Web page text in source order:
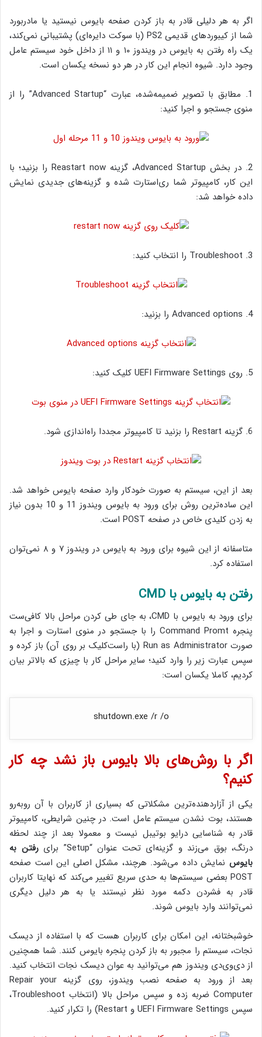
اگر به هر دلیلی قادر به باز کردن صفحه بایوس نیستید یا مادربورد
شما از کیبوردهای قدیمی PS2 (با سوکت دایره‌ای) پشتیبانی نمی‌کند،
یک راه رفتن به بایوس در ویندوز ۱۰ و ۱۱ از داخل خود سیستم عامل
وجود دارد. شیوه انجام این کار در هر دو نسخه یکسان است.
1. مطابق با تصویر ضمیمه‌شده، عبارت “Advanced Startup” را از
منوی جستجو و اجرا کنید:
2. در بخش Advanced Startup، گزینه Reastart now را بزنید؛ با
این کار، کامپیوتر شما ری‌استارت شده و گزینه‌های جدیدی نمایش
داده خواهد شد:
3. Troubleshoot را انتخاب کنید:
4. Advanced options را بزنید:
5. روی UEFI Firmware Settings کلیک کنید:
6. گزینه Restart را بزنید تا کامپیوتر مجددا راه‌اندازی شود.
بعد از این، سیستم به صورت خودکار وارد صفحه بایوس خواهد شد.
این ساده‌ترین روش برای ورود به بایوس ویندوز 11 و 10 بدون نیاز
به زدن کلیدی خاص در صفحه POST است.
متاسفانه از این شیوه برای ورود به بایوس در ویندوز ۷ و ۸ نمی‌توان
استفاده کرد.
رفتن به بایوس با CMD
برای ورود به بایوس با CMD، به جای طی کردن مراحل بالا کافی‌ست
پنجره Command Promt را با جستجو در منوی استارت و اجرا به
صورت Run as Administrator (با راست‌کلیک بر روی آن) باز کرده و
سپس عبارت زیر را وارد کنید؛ سایر مراحل کار با چیزی که بالاتر بیان
کردیم، کاملا یکسان است:
shutdown.exe /r /o
اگر با روش‌های بالا بایوس باز نشد چه کار
کنیم؟
یکی از آزاردهنده‌ترین مشکلاتی که بسیاری از کاربران با آن روبه‌رو
هستند، بوت نشدن سیستم عامل است. در چنین شرایطی، کامپیوتر
قادر به شناسایی درایو بوتیبل نیست و معمولا بعد از چند لحظه
درنگ، بوق می‌زند و گزینه‌ای تحت عنوان “Setup” برای
رفتن به
بایوس نمایش داده می‌شود. هرچند، مشکل اصلی این است صفحه
POST بعضی سیستم‌ها به حدی سریع تغییر می‌کند که نهایتا کاربران
قادر به فشردن دکمه مورد نظر نیستند یا به هر دلیل دیگری
نمی‌توانند وارد بایوس شوند.
خوشبختانه، این امکان برای کاربران هست که با استفاده از دیسک
نجات، سیستم را مجبور به باز کردن پنجره بایوس کنند. شما همچنین
از دی‌وی‌دی ویندوز هم می‌توانید به عوان دیسک نجات انتخاب کنید.
بعد از ورود به صفحه نصب ویندوز، روی گزینه Repair your
Computer ضربه زده و سپس مراحل بالا (انتخاب Troubleshoot،
سپس UEFI Firmware Settings و Restart) را تکرار کنید.